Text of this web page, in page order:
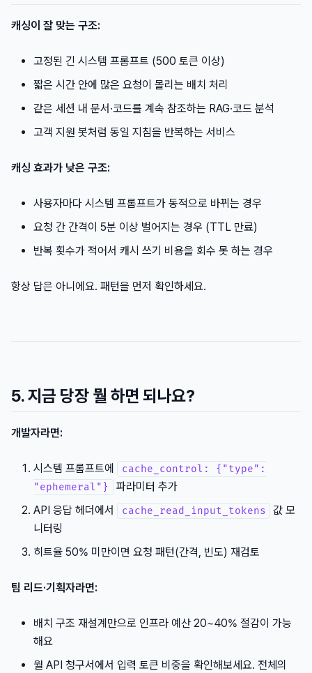
캐싱이 잘 맞는 구조:
고정된 긴 시스템 프롬프트 (500 토큰 이상)
짧은 시간 안에 많은 요청이 몰리는 배치 처리
같은 세션 내 문서·코드를 계속 참조하는 RAG·코드 분석
고객 지원 봇처럼 동일 지침을 반복하는 서비스
캐싱 효과가 낮은 구조:
사용자마다 시스템 프롬프트가 동적으로 바뀌는 경우
요청 간 간격이 5분 이상 벌어지는 경우 (TTL 만료)
반복 횟수가 적어서 캐시 쓰기 비용을 회수 못 하는 경우
항상 답은 아니에요. 패턴을 먼저 확인하세요.
5. 지금 당장 뭘 하면 되나요?
개발자라면:
시스템 프롬프트에
cache_control: {"type":
"ephemeral"}
파라미터 추가
API 응답 헤더에서
cache_read_input_tokens
값 모
니터링
히트율 50% 미만이면 요청 패턴(간격, 빈도) 재검토
팀 리드·기획자라면:
배치 구조 재설계만으로 인프라 예산 20~40% 절감이 가능
해요
월 API 청구서에서 입력 토큰 비중을 확인해보세요. 전체의